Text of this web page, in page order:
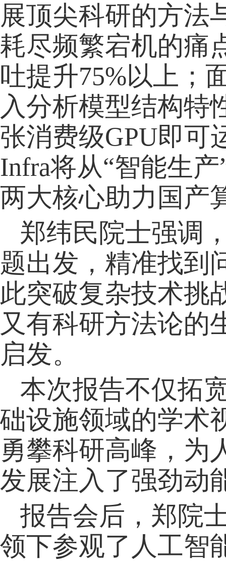
展顶尖科研的方法
耗尽频繁宕机的痛
吐提升75%以上；
入分析模型结构特
张消费级GPU即可
Infra将从“智能生
两大核心助力国产
郑纬民院士强调
题出发，精准找到
此突破复杂技术挑
又有科研方法论的
启发。
本次报告不仅拓
础设施领域的学术
勇攀科研高峰，为
发展注入了强劲动
报告会后，郑院
领下参观了人工智